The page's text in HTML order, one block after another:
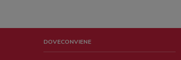
DOVECONVIENE